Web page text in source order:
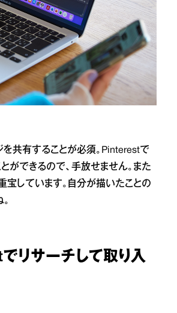
共有することが必須。Pinterestで
ができるので、手放せません。また
宝しています。自分が描いたことの
リサーチして取り入